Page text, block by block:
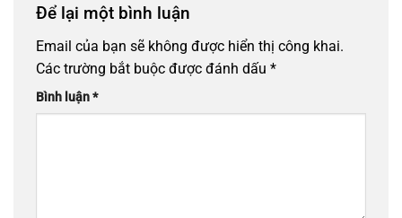
Để lại một bình luận
Email của bạn sẽ không được hiển thị công khai.
Các trường bắt buộc được đánh dấu *
Bình luận*